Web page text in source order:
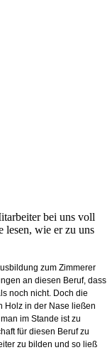
bei uns voll
lesen, wie er zu uns
zum Zimmerer
an diesen Beruf, dass
noch nicht. Doch die
Holz in der Nase ließen
im Stande ist zu
für diesen Beruf zu
zu bilden und so ließ